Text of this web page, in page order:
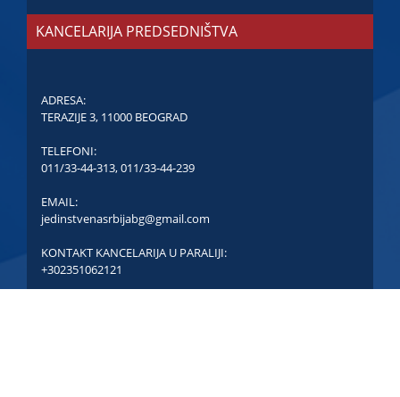
KANCELARIJA PREDSEDNIŠTVA
ADRESA:
TERAZIJE 3, 11000 BEOGRAD
TELEFONI:
011/33-44-313,011/33-44-239
EMAIL:
jedinstvenasrbijabg@gmail.com
KONTAKT KANCELARIJA U PARALIJI:
+302351062121